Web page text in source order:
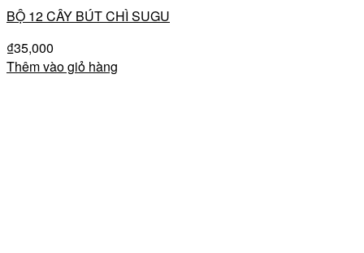
BỘ 12 CÂY BÚT CHÌ SUGU
₫35,000
Thêm vào giỏ hàng